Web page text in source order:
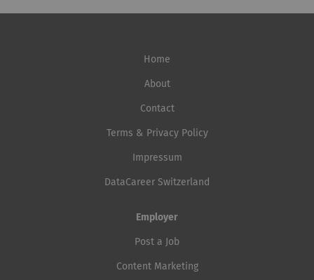
Home
About
Contact
Terms & Privacy Policy
Impressum
DataCareer Switzerland
Employer
Post a Job
Content Marketing